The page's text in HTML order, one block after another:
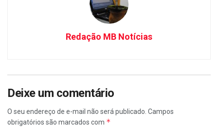
Redação MB Notícias
Deixe um comentário
O seu endereço de e-mail não será publicado. Campos
obrigatórios são marcados com *